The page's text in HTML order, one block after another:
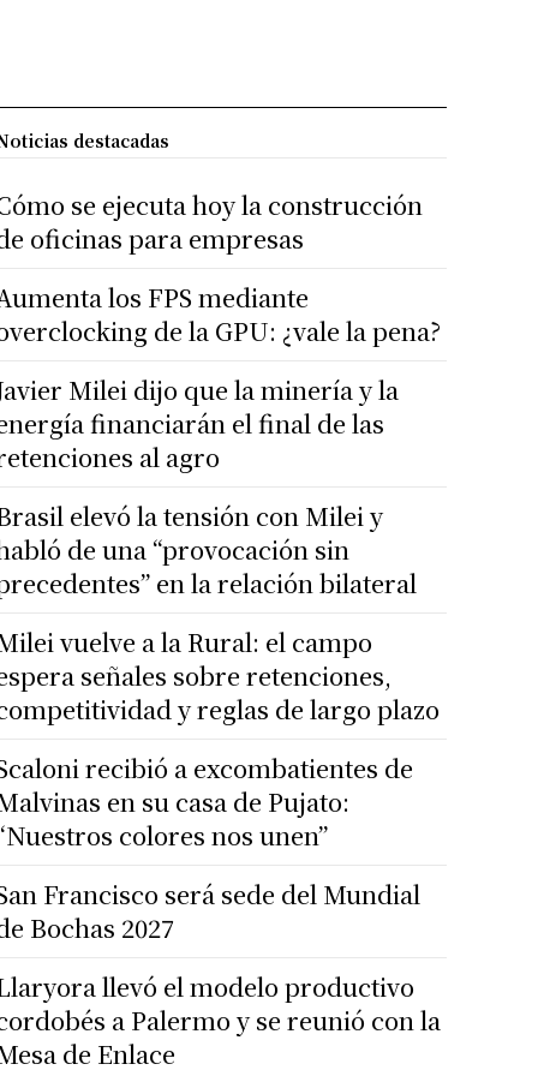
destacadas
se ejecuta hoy la construcción
oficinas para empresas
los FPS mediante
de la GPU: ¿vale la pena?
Milei dijo que la minería y la
financiarán el final de las
al agro
elevó la tensión con Milei y
de una “provocación sin
en la relación bilateral
vuelve a la Rural: el campo
señales sobre retenciones,
y reglas de largo plazo
recibió a excombatientes de
en su casa de Pujato:
colores nos unen”
Francisco será sede del Mundial
Bochas 2027
llevó el modelo productivo
a Palermo y se reunió con la
de Enlace